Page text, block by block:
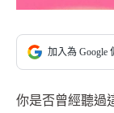
加入為 Google
你是否曾經聽過